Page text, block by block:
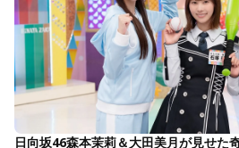
日向坂46森本茉莉＆大田美月が見せた